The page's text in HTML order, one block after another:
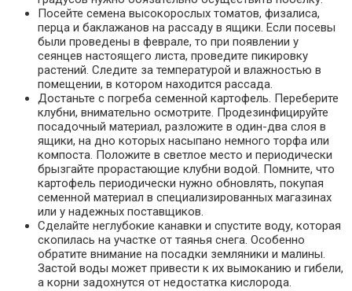
Посейте семена высокорослых томатов, физалиса,
перца и баклажанов на рассаду в ящики. Если посевы
были проведены в феврале, то при появлении у
сеянцев настоящего листа, проведите пикировку
растений. Следите за температурой и влажностью в
помещении, в котором находится рассада.
Достаньте с погреба семенной картофель. Переберите
клубни, внимательно осмотрите. Продезинфицируйте
посадочный материал, разложите в один-два слоя в
ящики, на дно которых насыпано немного торфа или
компоста. Положите в светлое место и периодически
брызгайте прорастающие клубни водой. Помните, что
картофель периодически нужно обновлять, покупая
семенной материал в специализированных магазинах
или у надежных поставщиков.
Сделайте неглубокие канавки и спустите воду, которая
скопилась на участке от таянья снега. Особенно
обратите внимание на посадки земляники и малины.
Застой воды может привести к их вымоканию и гибели,
а корни задохнутся от недостатка кислорода.